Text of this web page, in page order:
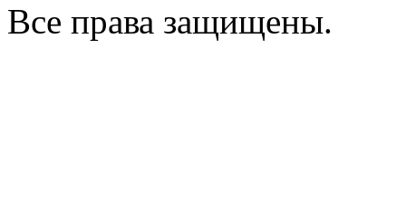
Все права защищены.